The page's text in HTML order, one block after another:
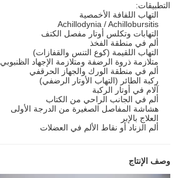
التطبيقات:
التهاب اللفافة الأخمصية
Achillodynia / Achillobursitis
التهابات وتكلس أوتار مفصل الكتف
ألم في منطقة الفخذ
التهاب اللقيمة (كوع التنس والقفازات)
متلازمة ذروة الرضفة ومتلازمة الإجهاد الظنبوبي
ألم في منطقة الورك والجهاز الحرقفي
ركبة الطائر (التهاب الأوتار الرضفي)
آلام في أوتار الركبة
ألم في الجانب الراحي من الكتاب
هشاشة المفاصل الصغيرة من الدرجة الأولى
العلاج بالإبر
ألم الزناد أو نقاط الألم في العضلات
وصف الإنتاج